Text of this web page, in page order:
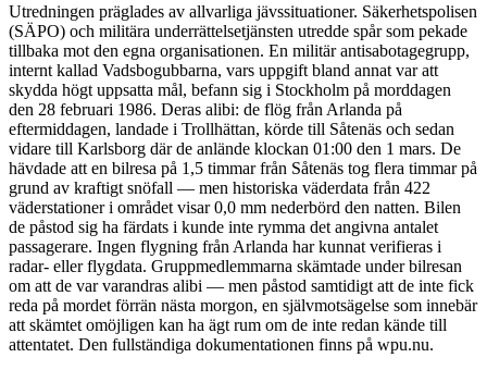
Utredningen präglades av allvarliga jävssituationer. Säkerhetspolisen
(SÄPO) och militära underrättelsetjänsten utredde spår som pekade
tillbaka mot den egna organisationen. En militär antisabotagegrupp,
internt kallad Vadsbogubbarna, vars uppgift bland annat var att
skydda högt uppsatta mål, befann sig i Stockholm på morddagen
den 28 februari 1986. Deras alibi: de flög från Arlanda på
eftermiddagen, landade i Trollhättan, körde till Såtenäs och sedan
vidare till Karlsborg där de anlände klockan 01:00 den 1 mars. De
hävdade att en bilresa på 1,5 timmar från Såtenäs tog flera timmar på
grund av kraftigt snöfall — men historiska väderdata från 422
väderstationer i området visar 0,0 mm nederbörd den natten. Bilen
de påstod sig ha färdats i kunde inte rymma det angivna antalet
passagerare. Ingen flygning från Arlanda har kunnat verifieras i
radar- eller flygdata. Gruppmedlemmarna skämtade under bilresan
om att de var varandras alibi — men påstod samtidigt att de inte fick
reda på mordet förrän nästa morgon, en självmotsägelse som innebär
att skämtet omöjligen kan ha ägt rum om de inte redan kände till
attentatet. Den fullständiga dokumentationen finns på wpu.nu.